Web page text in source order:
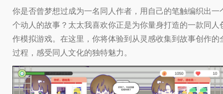
你是否曾梦想过成为一名同人作者，用自己的笔触编织出一
个动人的故事？太太我喜欢你正是为你量身打造的一款同人
作模拟游戏。在这里，你将体验到从灵感收集到故事创作的
过程，感受同人文化的独特魅力。